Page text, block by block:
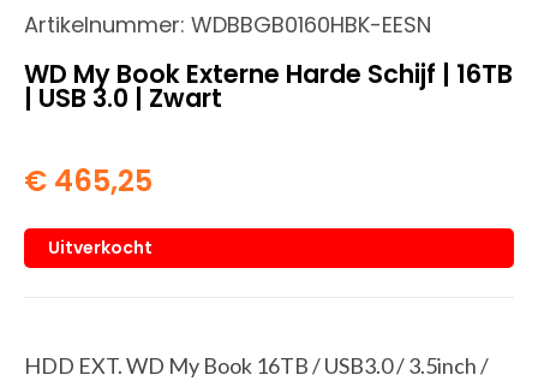
Artikelnummer: WDBBGB0160HBK-EESN
WD My Book Externe Harde Schijf | 16TB
| USB 3.0 | Zwart
€ 465,25
Uitverkocht
HDD EXT. WD My Book 16TB / USB3.0 / 3.5inch /